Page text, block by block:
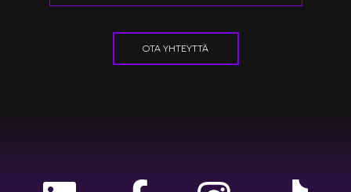
OTA YHTEYTTÄ